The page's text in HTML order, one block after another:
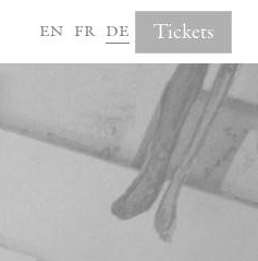
en fr de Tickets